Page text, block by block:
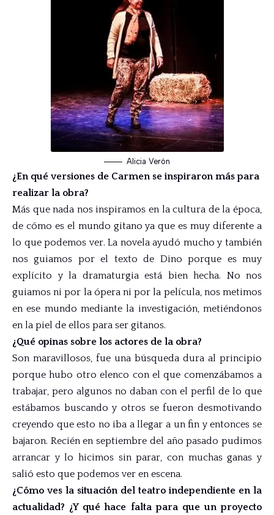
Alicia Verón
¿En qué versiones de Carmen se inspiraron más para
realizar la obra?
Más que nada nos inspiramos en la cultura de la época,
de cómo es el mundo gitano ya que es muy diferente a
lo que podemos ver. La novela ayudó mucho y también
nos guiamos por el texto de Dino porque es muy
explícito y la dramaturgia está bien hecha. No nos
guiamos ni por la ópera ni por la película, nos metimos
en ese mundo mediante la investigación, metiéndonos
en la piel de ellos para ser gitanos.
¿Qué opinas sobre los actores de la obra?
Son maravillosos, fue una búsqueda dura al principio
porque hubo otro elenco con el que comenzábamos a
trabajar, pero algunos no daban con el perfil de lo que
estábamos buscando y otros se fueron desmotivando
creyendo que esto no iba a llegar a un fin y entonces se
bajaron. Recién en septiembre del año pasado pudimos
arrancar y lo hicimos sin parar, con muchas ganas y
salió esto que podemos ver en escena.
¿Cómo ves la situación del teatro independiente en la
actualidad? ¿Y qué hace falta para que un proyecto